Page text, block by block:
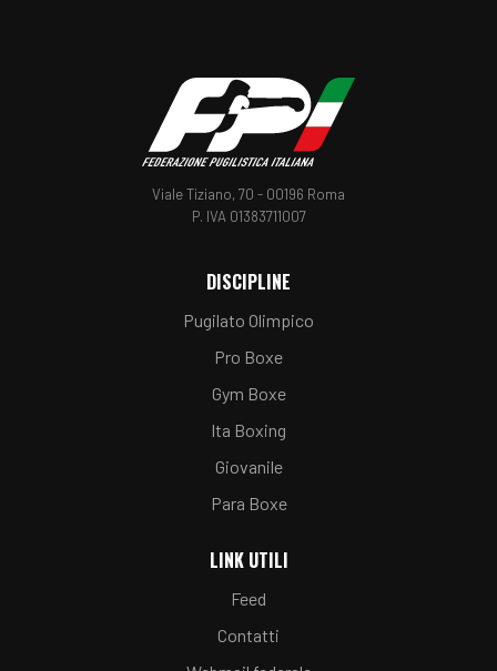
Viale Tiziano, 70 - 00196 Roma
P. IVA 01383711007
DISCIPLINE
Pugilato Olimpico
Pro Boxe
Gym Boxe
Ita Boxing
Giovanile
Para Boxe
LINK UTILI
Feed
Contatti